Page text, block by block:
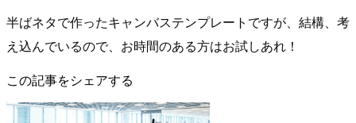
半ばネタで作ったキャンバステンプレートですが、結構、考
え込んでいるので、お時間のある方はお試しあれ！
この記事をシェアする